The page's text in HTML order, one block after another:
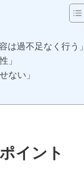
過不足なく行う」
」
ない」
イント